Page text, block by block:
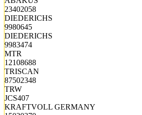
23402058
DIEDERICHS
9980645
DIEDERICHS
9983474
MTR
12108688
TRISCAN
87502348
TRW
JCS407
KRAFTVOLL GERMANY